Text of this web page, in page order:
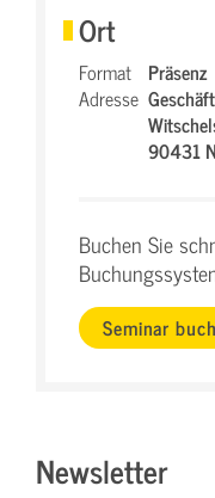
Ort
Format Präsenz
Adresse
90431
Buchen Sie
Seminar
Newsletter